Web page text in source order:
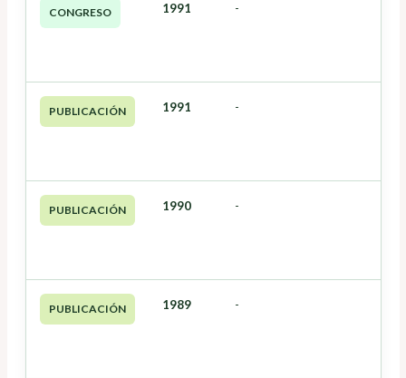
CONGRESO 1991 -
PUBLICACIÓN 1991 -
PUBLICACIÓN 1990 -
PUBLICACIÓN 1989 -